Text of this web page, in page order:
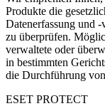
Produkte die
Datenerfassung und
zu überprüfen.
verwaltete oder
in bestimmten
die Durchführung
ESET PROTECT